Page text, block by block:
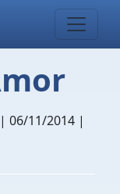
| 06/11/2014 |